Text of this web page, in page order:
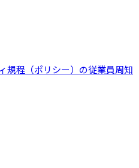
規程（ポリシー）の従業員周知